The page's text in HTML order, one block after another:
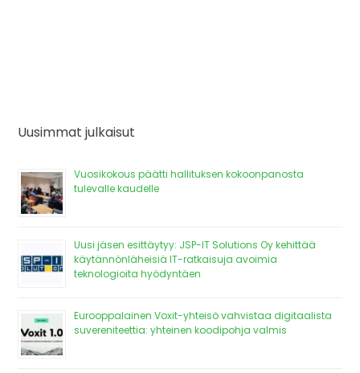
Uusimmat julkaisut
Vuosikokous päätti hallituksen kokoonpanosta
tulevalle kaudelle
Uusi jäsen esittäytyy: JSP-IT Solutions Oy kehittää
käytännönläheisiä IT-ratkaisuja avoimia
teknologioita hyödyntäen
Eurooppalainen Voxit-yhteisö vahvistaa digitaalista
suvereniteettia: yhteinen koodipohja valmis